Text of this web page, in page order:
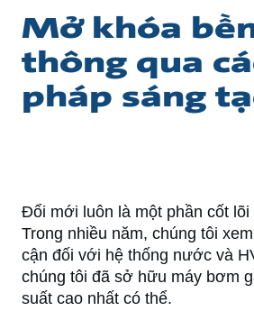
Mở khóa
thông qua
pháp sáng
Đổi mới luôn là một phần cốt lõi
Trong nhiều năm, chúng tôi
cận đối với hệ thống nước và
chúng tôi đã sở hữu máy bơm
suất cao nhất có thể.